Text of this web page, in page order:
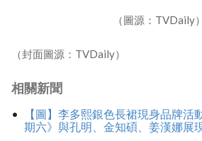
（圖源：TVDaily）
（封面圖源：TVDaily）
相關新聞
【圖】李多熙銀色長裙現身品牌活
期六》與孔明、金知碩、姜漢娜展